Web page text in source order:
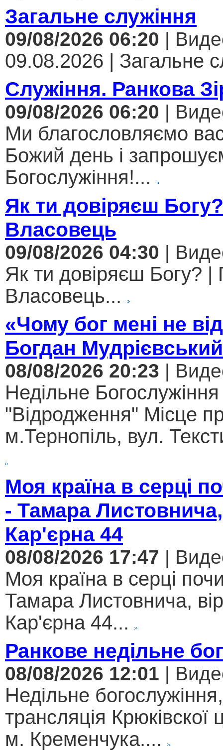
Загальне служіння
09/08/2026 06:20 |
09.08.2026 | Загальне
Служіння. Ранкова
09/08/2026 06:20 |
Ми благословляємо
Божий день і
Богослужіння!...
Як ти довіряєш
Власовець
09/08/2026 04:30 |
Як ти довіряєш Богу? |
Власовець...
«Чому бог мені не
Богдан Мудрієвський
08/08/2026 20:23 |
Недільне
"Відродження" Місце
м.Тернопіль, вул.
Моя країна в серці
- Тамара
Кар'єрна 44
08/08/2026 17:47 |
Моя країна в серці
Тамара Листовнича,
Кар'єрна 44...
Ранкове недільне
08/08/2026 12:01 |
Недільне
трансляція
м. Кременчука....